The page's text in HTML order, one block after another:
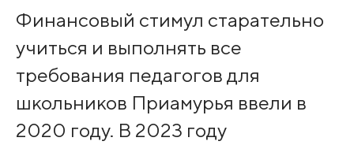
Финансовый стимул старательно
учиться и выполнять все
требования педагогов для
школьников Приамурья ввели в
2020 году. В 2023 году